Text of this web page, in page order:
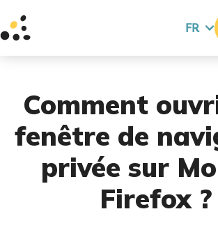
FR
Comment
fenêtre de
privée sur
Firefox ?